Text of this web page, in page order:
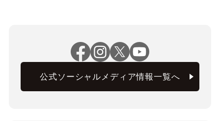
公式ソーシャルメディア情報一覧へ